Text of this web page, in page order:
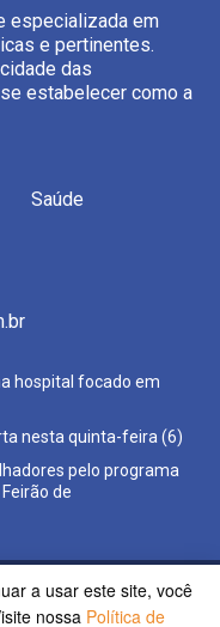
especializada em
e pertinentes.
das
estabelecer como a
Saúde
hospital focado em
nesta quinta-feira (6)
pelo programa
de
Todos os direitos
Poppy Sites.
a usar este site, você
nossa Política de